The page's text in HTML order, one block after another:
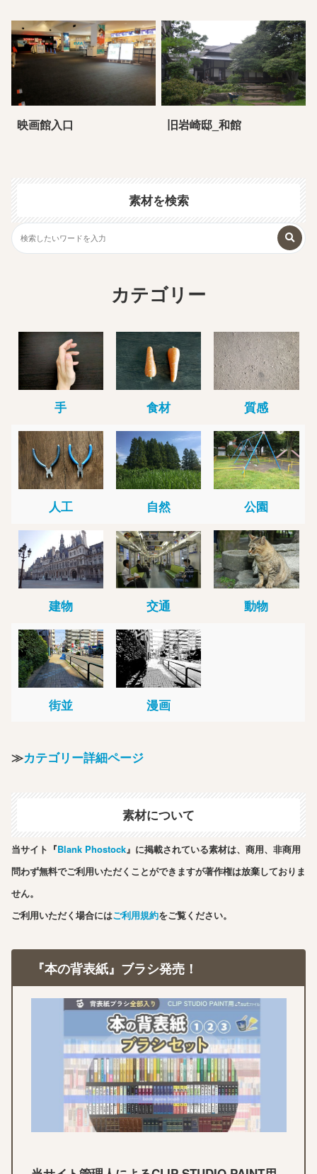
映画館入口 旧岩崎邸_和館
素材を検索
カテゴリー
手 食材 質感
人工 自然 公園
建物 交通 動物
街並 漫画
≫カテゴリー詳細ページ
素材について
当サイト『Blank Phostock』に掲載されている素材は、商用、非商用
問わず無料でご利用いただくことができますが著作権は放棄しておりま
せん。
ご利用いただく場合にはご利用規約をご覧ください。
『本の背表紙』ブラシ発売！